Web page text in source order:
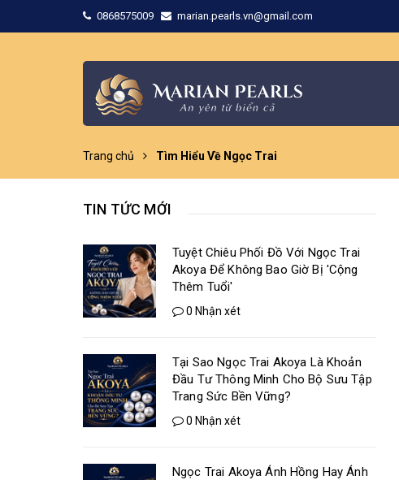
0868575009 marian.pearls.vn@gmail.com
Trang chủ Tìm Hiểu Về Ngọc Trai
TIN TỨC MỚI
Tuyệt Chiêu Phối Đồ Với Ngọc Trai
Akoya Để Không Bao Giờ Bị 'Cộng
Thêm Tuổi'
0 Nhận xét
Tại Sao Ngọc Trai Akoya Là Khoản
Đầu Tư Thông Minh Cho Bộ Sưu Tập
Trang Sức Bền Vững?
0 Nhận xét
Ngọc Trai Akoya Ánh Hồng Hay Ánh